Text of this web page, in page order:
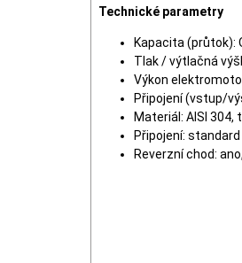
Technické parametry
Kapacita (průtok):
Tlak / výtlačná
Výkon
Připojení (vstup/
Materiál: AISI 304,
Připojení: standard
Reverzní chod: